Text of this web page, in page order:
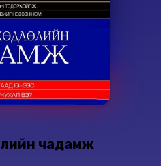
чадамж